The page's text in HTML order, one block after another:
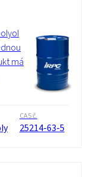
má
CAS č.
25214-63-5